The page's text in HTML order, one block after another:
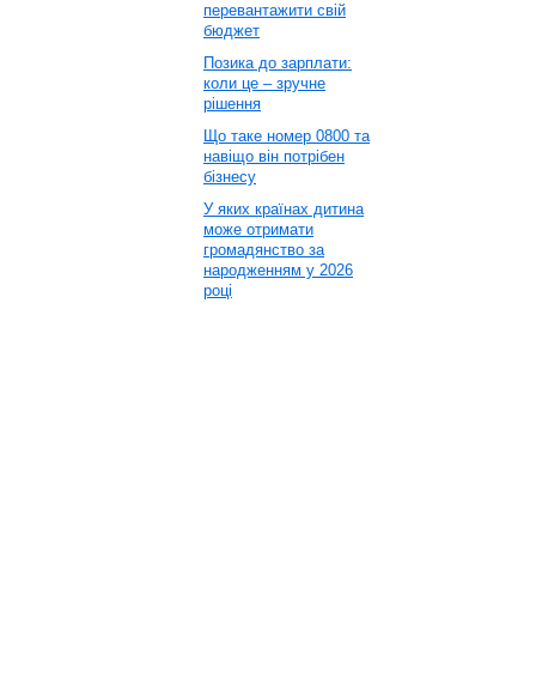
перевантажити свій
бюджет
Позика до зарплати:
коли це – зручне
рішення
Що таке номер 0800 та
навіщо він потрібен
бізнесу
У яких країнах дитина
може отримати
громадянство за
народженням у 2026
році